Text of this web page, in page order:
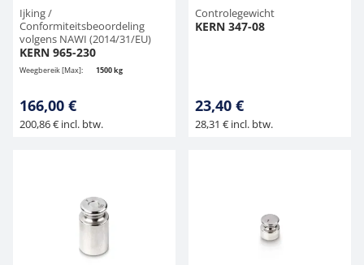
Ijking /
Conformiteitsbeoordeling
volgens NAWI (2014/31/EU)
KERN 965-230
Weegbereik [Max]: 1500 kg
166,00 €
200,86 € incl. btw.
Controlegewicht
KERN 347-08
23,40 €
28,31 € incl. btw.